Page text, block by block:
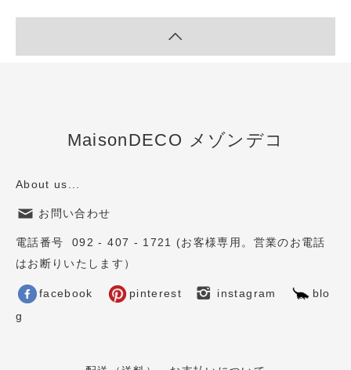
MaisonDECO メゾンデコ
About us...
お問い合わせ
電話番号 092 - 407 - 1721 (お客様専用。営業のお電話
はお断りいたします）
facebook pinterest instagram
blo
g